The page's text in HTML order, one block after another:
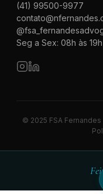
(41) 99500-9977
Seg a Sex: 08h às 19h
© 2025 FSA